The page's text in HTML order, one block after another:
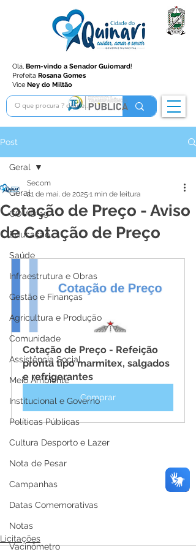
Olá, Bem-vindo a Senador Guiomard!
Prefeita Rosana Gomes
Vice Ney do Miltão
Post
Geral
COVID-19
Educação
Saúde
Infraestrutura e Obras
Gestão e Finanças
Agricultura e Produção
Comunidade
Assistência Social
Meio Ambiente
Institucional e Governo
Políticas Públicas
Cultura Desporto e Lazer
Nota de Pesar
Campanhas
Datas Comemorativas
Notas
Vacinômetro
Geral
Cotação de Preço - Aviso
de Cotação de Preço
Secom
21 de mai. de 2025 1 min de leitura
Cotação de Preço - Refeição
pronta tipo marmitex, salgados
e refrigerantes
Comprar
Licitações